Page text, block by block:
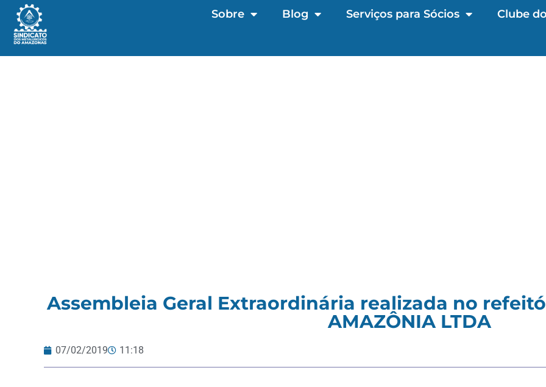
Sobre Blog Serviços para Sócios Clube
Assembleia Geral Extraordinária realizada no
AMAZÔNIA LTDA
07/02/2019 11:18